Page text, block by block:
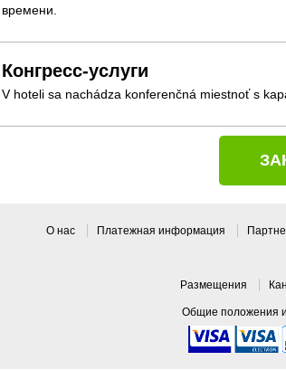
времени.
Конгресс-услуги
V hoteli sa nachádza konferenčná miestnoť s
О нас Платежная информация
Pазмещения
Общие положения